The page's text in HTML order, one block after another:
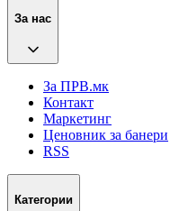
За нас
За ПРВ.мк
Контакт
Маркетинг
Ценовник за банери
RSS
Категории